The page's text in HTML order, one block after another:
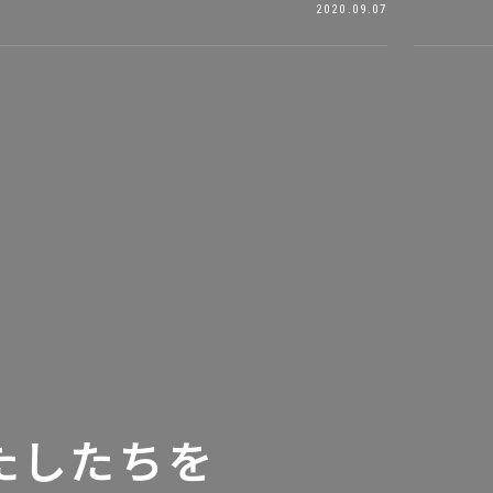
2020.09.07
したちを